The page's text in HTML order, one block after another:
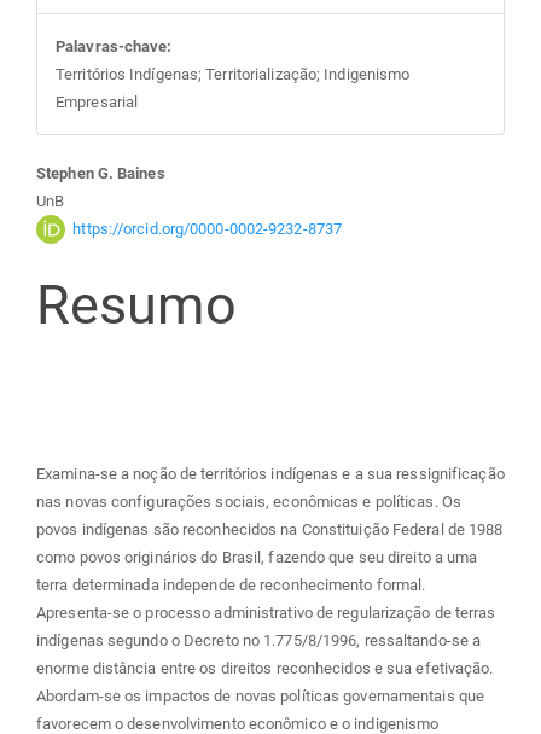
Palavras-chave:
Territórios Indígenas; Territorialização; Indigenismo
Empresarial
Conteúdo
do
artigo
Stephen G. Baines
UnB
https://orcid.org/0000-0002-9232-8737
Resumo
Examina-se a noção de territórios indígenas e a sua ressignificação
nas novas configurações sociais, econômicas e políticas. Os
povos indígenas são reconhecidos na Constituição Federal de 1988
como povos originários do Brasil, fazendo que seu direito a uma
terra determinada independe de reconhecimento formal.
Apresenta-se o processo administrativo de regularização de terras
indígenas segundo o Decreto no 1.775/8/1996, ressaltando-se a
enorme distância entre os direitos reconhecidos e sua efetivação.
Abordam-se os impactos de novas políticas governamentais que
favorecem o desenvolvimento econômico e o indigenismo